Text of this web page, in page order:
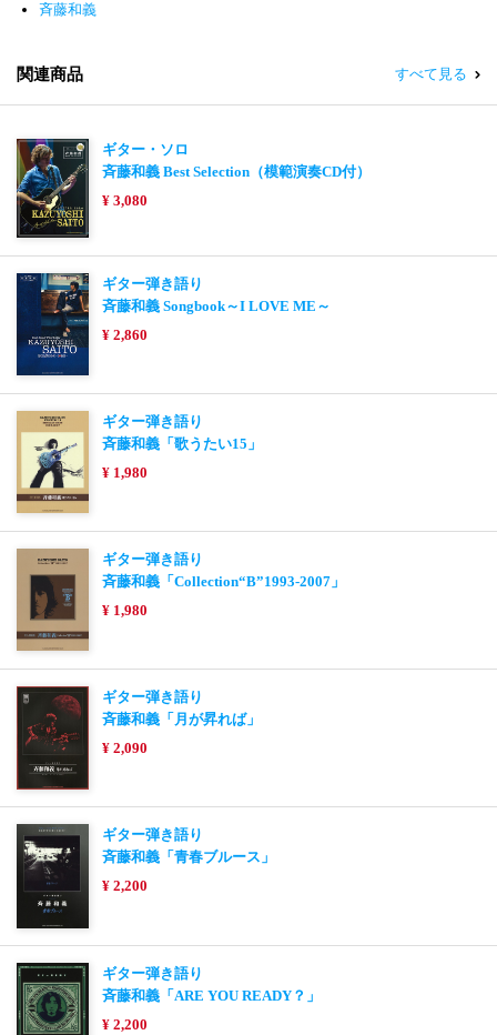
斉藤和義
関連商品 すべて見る
ギター・ソロ
斉藤和義 Best Selection（模範演奏CD付）
¥ 3,080
ギター弾き語り
斉藤和義 Songbook～I LOVE ME～
¥ 2,860
ギター弾き語り
斉藤和義「歌うたい15」
¥ 1,980
ギター弾き語り
斉藤和義「Collection“B”1993-2007」
¥ 1,980
ギター弾き語り
斉藤和義「月が昇れば」
¥ 2,090
ギター弾き語り
斉藤和義「青春ブルース」
¥ 2,200
ギター弾き語り
斉藤和義「ARE YOU READY？」
¥ 2,200